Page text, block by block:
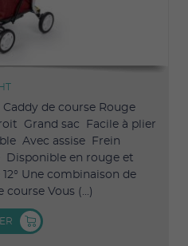
HT
Caddy de course Rouge
Grand sac Facile à plier
Avec assise Frein
en rouge et
Une combinaison de
Vous (...)